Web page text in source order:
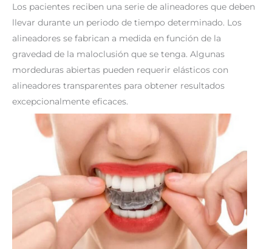
Los pacientes reciben una serie de alineadores que deben
llevar durante un periodo de tiempo determinado. Los
alineadores se fabrican a medida en función de la
gravedad de la maloclusión que se tenga. Algunas
mordeduras abiertas pueden requerir elásticos con
alineadores transparentes para obtener resultados
excepcionalmente eficaces.